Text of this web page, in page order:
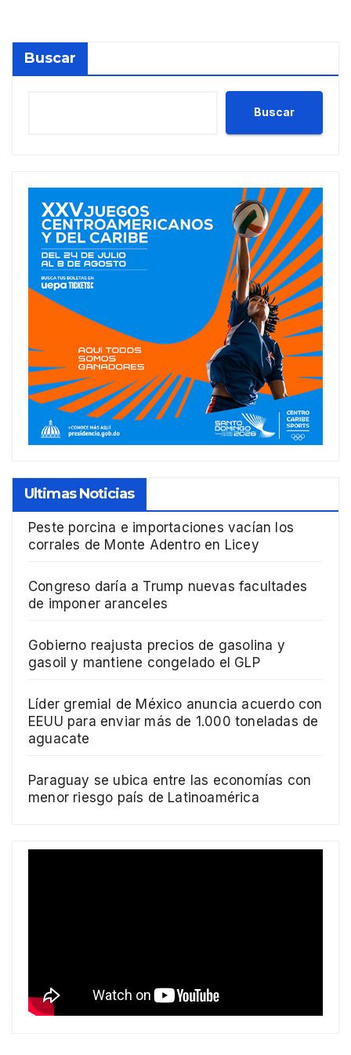
Buscar
Buscar
Ultimas Noticias
Peste porcina e importaciones vacían los
corrales de Monte Adentro en Licey
Congreso daría a Trump nuevas facultades
de imponer aranceles
Gobierno reajusta precios de gasolina y
gasoil y mantiene congelado el GLP
Líder gremial de México anuncia acuerdo con
EEUU para enviar más de 1.000 toneladas de
aguacate
Paraguay se ubica entre las economías con
menor riesgo país de Latinoamérica